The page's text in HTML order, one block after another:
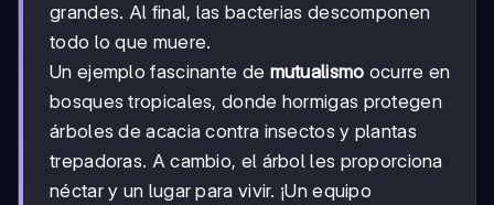
grandes. Al final, las bacterias descomponen
todo lo que muere.
Un ejemplo fascinante de mutualismo ocurre en
bosques tropicales, donde hormigas protegen
árboles de acacia contra insectos y plantas
trepadoras. A cambio, el árbol les proporciona
néctar y un lugar para vivir. ¡Un equipo